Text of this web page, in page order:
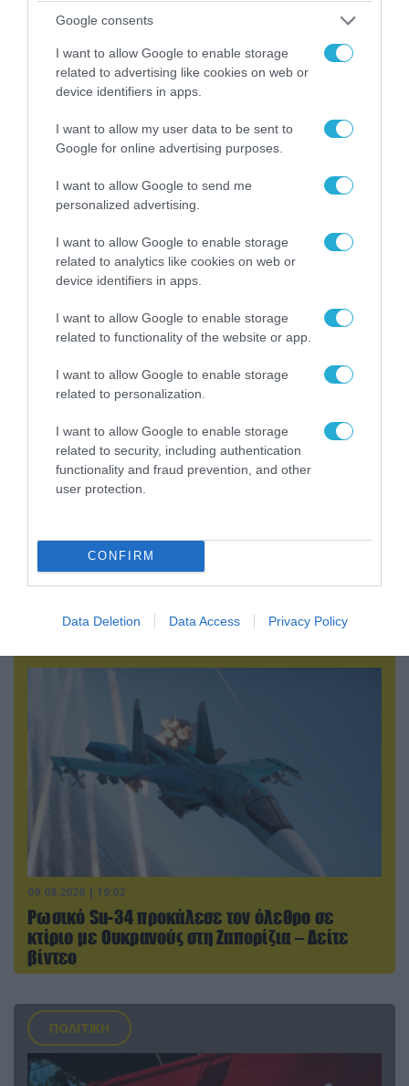
Google consents
I want to allow Google to enable storage
related to advertising like cookies on web or
device identifiers in apps.
I want to allow my user data to be sent to
Google for online advertising purposes.
I want to allow Google to send me
personalized advertising.
I want to allow Google to enable storage
related to analytics like cookies on web or
device identifiers in apps.
I want to allow Google to enable storage
related to functionality of the website or app.
I want to allow Google to enable storage
related to personalization.
I want to allow Google to enable storage
related to security, including authentication
functionality and fraud prevention, and other
user protection.
CONFIRM
Data Deletion Data Access Privacy Policy
09.08.2026 | 17:02
Η κυβέρνηση έτοιμη να στείλει AH-64D Apache
09.08.2026 | 23:02
Νεοσύλλεκτοι Ουκρανοί στρατιώτες και
υπάλληλοι της TCC έτρεχαν πανικόβλητοι
αλλά… εξοντώθηκαν – Δείτε βίντεο
09.08.2026 | 19:02
Ρωσικό Su-34 προκάλεσε τον όλεθρο σε
κτίριο με Ουκρανούς στη Ζαπορίζια – Δείτε
βίντεο
ΠΟΛΙΤΙΚΗ